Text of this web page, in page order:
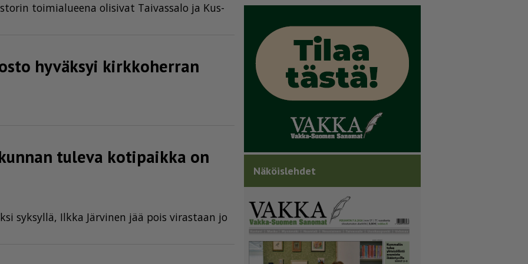
toi­mi­a­lu­ee­na oli­si­vat Tai­vas­sa­lo ja Kus­
hyväksyi kirkkoherran
tuleva kotipaikka on
syk­syl­lä, Ilk­ka Jär­vi­nen jää pois vi­ras­taan jo
Näköislehdet